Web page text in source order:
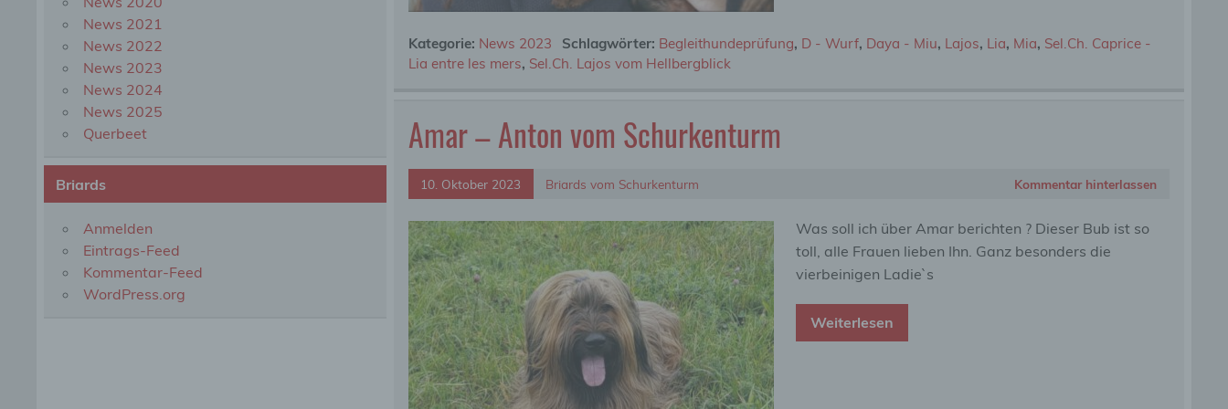
Kategorie: News 2023 Schlagwörter: Begleithundeprüfung, D - Wurf, Daya - Miu, Lajos, Lia, Mia, Sel.Ch. Caprice -
Lia entre les mers, Sel.Ch. Lajos vom Hellbergblick
Amar – Anton vom Schurkenturm
10. Oktober 2023 Briards vom Schurkenturm Kommentar hinterlassen
Was soll ich über Amar berichten ? Dieser Bub ist so
toll, alle Frauen lieben Ihn. Ganz besonders die
vierbeinigen Ladie`s
Weiterlesen
News 2021
News 2022
News 2023
News 2024
News 2025
Querbeet
Briards
Anmelden
Eintrags-Feed
Kommentar-Feed
WordPress.org
Profiling ist jede Art der automatisierten Verarbeitung personenbezogener
werden, um bestimmte persönliche Aspekte, die sich auf eine natürliche
Person beziehen, zu bewerten, insbesondere, um Aspekte bezüglich
Arbeitsleistung, wirtschaftlicher Lage, Gesundheit, persönlicher Vorlieben,
f) Pseudonymisierung
Pseudonymisierung ist die Verarbeitung personenbezogener Daten in
einer Weise, auf welche die personenbezogenen Daten ohne
Hinzuziehung zusätzlicher Informationen nicht mehr einer spezifischen
betroffenen Person zugeordnet werden können, sofern diese zusätzlichen
Informationen gesondert aufbewahrt werden und technischen und
organisatorischen Maßnahmen unterliegen, die gewährleisten, dass die
personenbezogenen Daten nicht einer identifizierten oder identifizierbaren
natürlichen Person zugewiesen werden.
g) Verantwortlicher oder für die Verarbeitung Verantwortlicher